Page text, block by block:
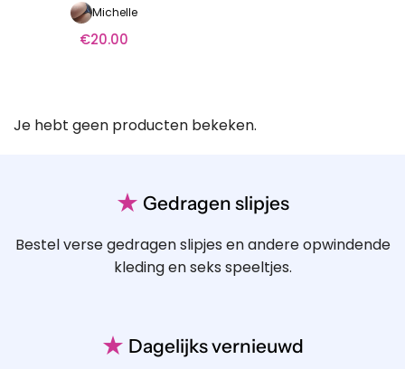
Michelle
€20.00
Je hebt geen producten bekeken.
★ Gedragen slipjes
Bestel verse gedragen slipjes en andere opwindende
kleding en seks speeltjes.
★ Dagelijks vernieuwd